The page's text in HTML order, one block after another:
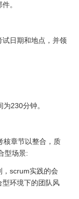
。
日期和地点，并领
230分钟。
章节以整合，质
型场景:
scrum实践的会
环境下的团队风